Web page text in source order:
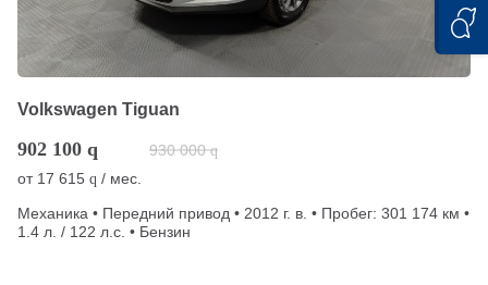
Volkswagen Tiguan
902 100 q 930 000 q
от 17 615 q / мес.
Механика • Передний привод • 2012 г. в. • Пробег: 301 174 км •
1.4 л. / 122 л.с. • Бензин